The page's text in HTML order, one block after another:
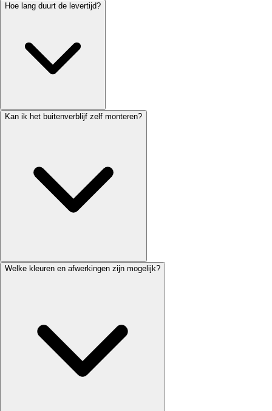
Hoe lang duurt de levertijd?
Kan ik het buitenverblijf zelf monteren?
Welke kleuren en afwerkingen zijn mogelijk?